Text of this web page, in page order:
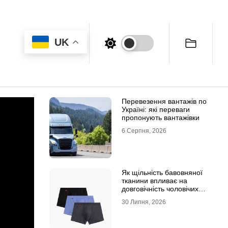
UK
Перевезення вантажів по
Україні: які переваги
пропонують вантажівки
6 Серпня, 2026
Як щільність бавовняної
тканини впливає на
довговічність чоловічих
30 Липня, 2026